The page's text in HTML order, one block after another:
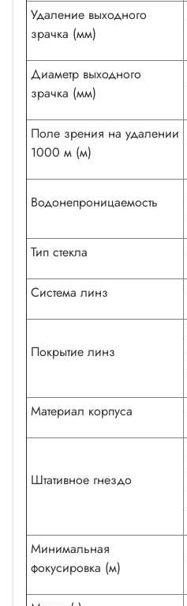
Удаление выходного
зрачка (мм)
Диаметр выходного
зрачка (мм)
Поле зрения на удалении
1000 м (м)
Водонепроницаемость
Тип стекла
Система линз
Покрытие линз
Материал корпуса
Штативное гнездо
Минимальная
фокусировка (м)